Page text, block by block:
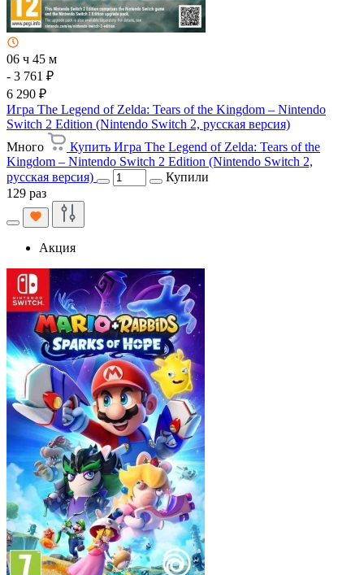
06 ч 45 м
- 3 761 ₽
6 290 ₽
Игра The Legend of Zelda: Tears of the Kingdom – Nintendo
Switch 2 Edition (Nintendo Switch 2, русская версия)
Много
Купить Игра The Legend of Zelda: Tears of the
Kingdom – Nintendo Switch 2 Edition (Nintendo Switch 2,
русская версия)
Купили
129 раз
Акция